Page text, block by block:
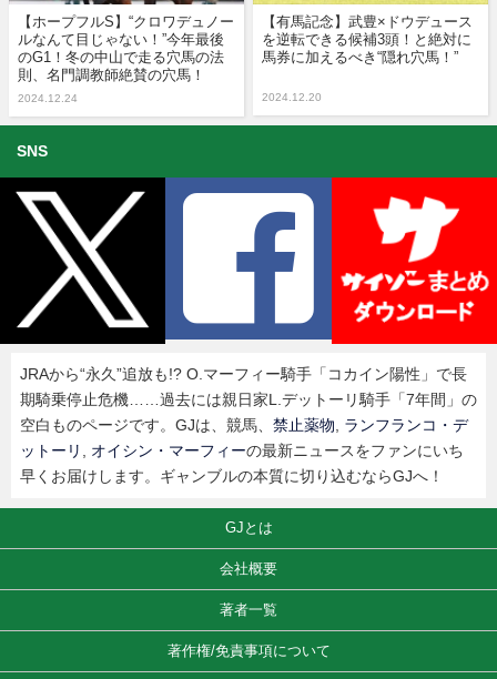
【ホープフルS】“クロワデュノー
ルなんて目じゃない！”今年最後
のG1！冬の中山で走る穴馬の法
則、名門調教師絶賛の穴馬！
2024.12.24
【有馬記念】武豊×ドウデュース
を逆転できる候補3頭！と絶対に
馬券に加えるべき“隠れ穴馬！”
2024.12.20
SNS
JRAから“永久”追放も!? O.マーフィー騎手「コカイン陽性」で長
期騎乗停止危機……過去には親日家L.デットーリ騎手「7年間」の
空白ものページです。GJは、競馬、 禁止薬物
ランフランコ・デ
ットーリ
オイシン・マーフィーの最新ニュースをファンにいち
早くお届けします。ギャンブルの本質に切り込むならGJへ！
GJとは
会社概要
著者一覧
著作権/免責事項について